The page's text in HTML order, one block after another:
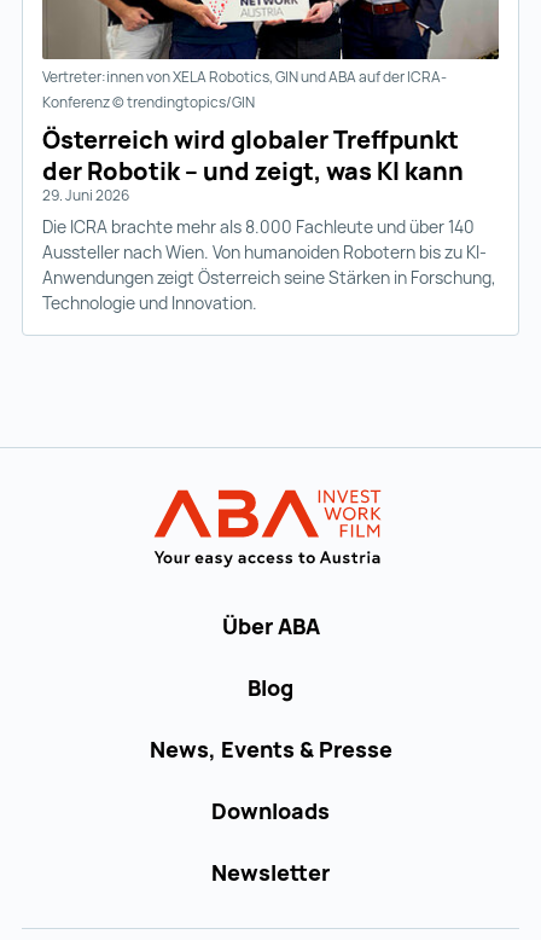
Vertreter:innen von XELA Robotics, GIN und ABA auf der ICRA-
Konferenz © trendingtopics/GIN
Österreich wird globaler Treffpunkt
der Robotik – und zeigt, was KI kann
29. Juni 2026
Die ICRA brachte mehr als 8.000 Fachleute und über 140
Aussteller nach Wien. Von humanoiden Robotern bis zu KI-
Anwendungen zeigt Österreich seine Stärken in Forschung,
Technologie und Innovation.
Über ABA
Blog
News, Events & Presse
Downloads
Newsletter